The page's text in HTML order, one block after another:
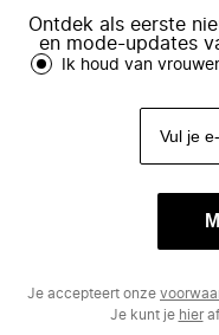
Ontdek als eerste
en mode-updates
Ik houd van
Je accepteert onze
Je kunt je hier